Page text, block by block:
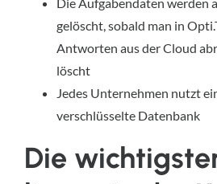
gelöscht, sobald man in
Antworten aus der Cloud
löscht
Jedes Unternehmen nutzt
verschlüsselte Datenbank
Die